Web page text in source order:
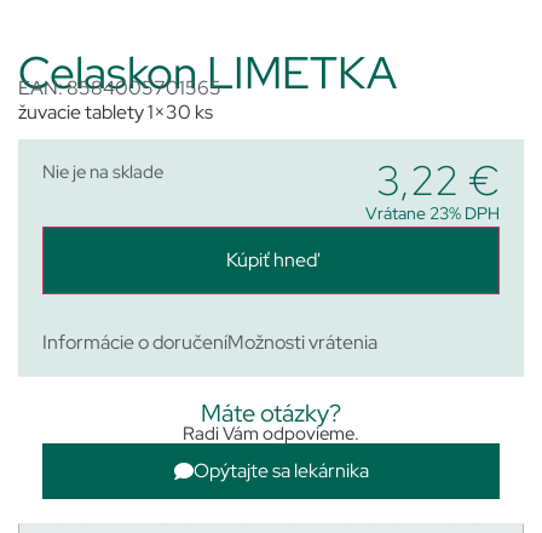
Celaskon LIMETKA
EAN: 8584005701565
žuvacie tablety 1×30 ks
Nie je na sklade 3,22 €
Vrátane 23% DPH
Kúpiť hneď
Informácie o doručeníMožnosti vrátenia
Máte otázky?
Radi Vám odpovieme.
Opýtajte sa lekárnika